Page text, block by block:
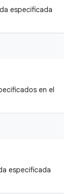
especificada
en el
especificada